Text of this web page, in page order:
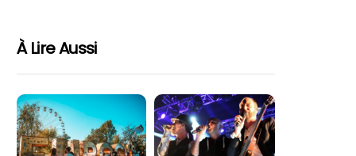
À Lire Aussi